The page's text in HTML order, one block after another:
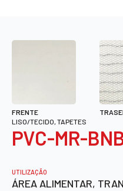
LISO/TECIDO, TAPETES
PVC-MR-
UTILIZAÇÃO
ÁREA ALIMENTAR,
FRENTE